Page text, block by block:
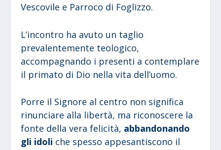
Vescovile e Parroco di Foglizzo.
L’incontro ha avuto un taglio
prevalentemente teologico,
accompagnando i presenti a contemplare
il primato di Dio nella vita dell’uomo.
Porre il Signore al centro non significa
rinunciare alla libertà, ma riconoscere la
fonte della vera felicità, abbandonando
gli idoli che spesso appesantiscono il